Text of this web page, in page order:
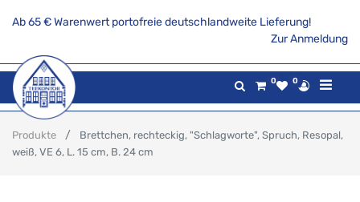
Ab 65 € Warenwert portofreie deutschlandweite Lieferung!
Zur Anmeldung
0 0
Produkte
Brettchen, rechteckig, "Schlagworte", Spruch, Resopal,
weiß, VE 6, L. 15 cm, B. 24 cm